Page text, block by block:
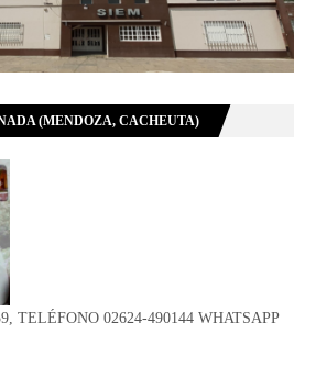
(MENDOZA, CACHEUTA)
TELÉFONO 02624-490144 WHATSAPP